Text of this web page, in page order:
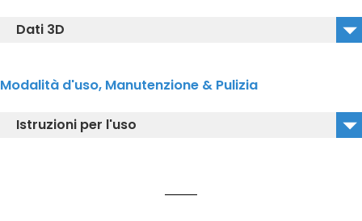
Dati 3D
TCF95580GEU#MBL_CW927PMZY#MBL_3D_IGS
Modalità d'uso, Manutenzione & Pulizia
Istruzioni per l'uso